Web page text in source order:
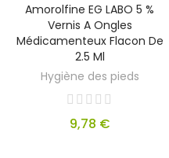
Amorolfine EG LABO 5 %
Vernis A Ongles
Médicamenteux Flacon De
2.5 Ml
Hygiène des pieds
9,78 €